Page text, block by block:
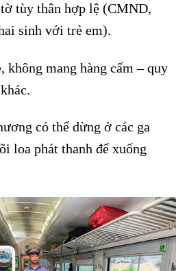
tùy thân hợp lệ (CMND,
sinh với trẻ em).
không mang hàng cấm – quy
có thể dừng ở các ga
loa phát thanh để xuống